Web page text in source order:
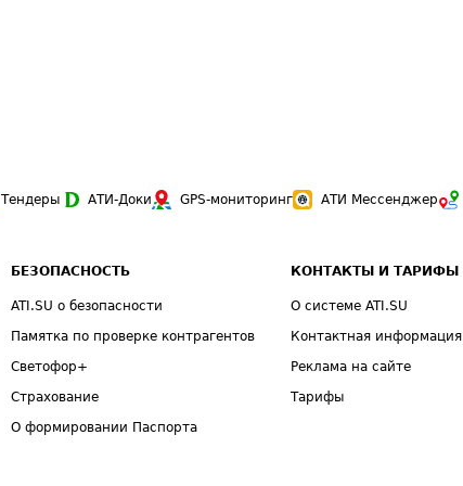
Тендеры АТИ-Доки GPS-мониторинг АТИ Мессенджер
БЕЗОПАСНОСТЬ
ATI.SU о безопасности
Памятка по проверке контрагентов
Светофор+
Страхование
О формировании Паспорта
КОНТАКТЫ И ТАРИФЫ
О системе ATI.SU
Контактная информация
Реклама на сайте
Тарифы